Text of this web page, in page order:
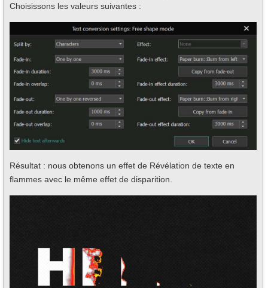
Choisissons les valeurs suivantes :
Résultat : nous obtenons un effet de Révélation de texte en
flammes avec le même effet de disparition.